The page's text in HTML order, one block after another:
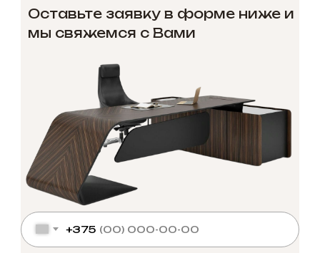
Оставьте заявку в форме ниже и
мы свяжемся с Вами
+375